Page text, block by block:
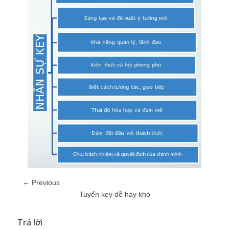
← Previous
Tuyển key dễ hay khó
Trả lời